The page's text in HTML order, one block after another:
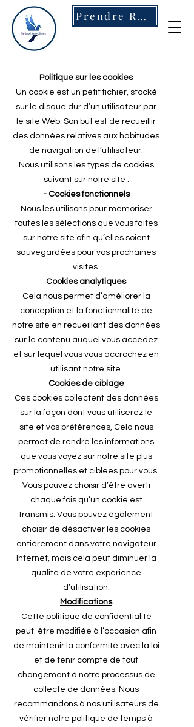
Prendre RDV
Politique sur les cookies
Un cookie est un petit fichier, stocké
sur le disque dur d’un utilisateur par
le site Web. Son but est de recueillir
des données relatives aux habitudes
de navigation de l’utilisateur.
Nous utilisons les types de cookies
suivant sur notre site :
- Cookies fonctionnels
Nous les utilisons pour mémoriser
toutes les sélections que vous faites
sur notre site afin qu’elles soient
sauvegardées pour vos prochaines
visites.
Cookies analytiques
Cela nous permet d’améliorer la
conception et la fonctionnalité de
notre site en recueillant des données
sur le contenu auquel vous accédez
et sur lequel vous vous accrochez en
utilisant notre site.
Cookies de ciblage
Ces cookies collectent des données
sur la façon dont vous utiliserez le
site et vos préférences, Cela nous
permet de rendre les informations
que vous voyez sur notre site plus
promotionnelles et ciblées pour vous.
Vous pouvez choisir d’être averti
chaque fois qu’un cookie est
transmis. Vous pouvez également
choisir de désactiver les cookies
entièrement dans votre navigateur
Internet, mais cela peut diminuer la
qualité de votre expérience
d’utilisation.
Modifications
Cette politique de confidentialité
peut-être modifiée à l’occasion afin
de maintenir la conformité avec la loi
et de tenir compte de tout
changement à notre processus de
collecte de données. Nous
recommandons à nos utilisateurs de
vérifier notre politique de temps à